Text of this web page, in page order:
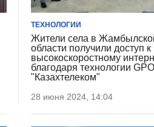
ТЕХНОЛОГИИ
Жители села в
области получили доступ к
высокоскоростному
благодаря технологии
"Казахтелеком"
28 июня 2024, 14:04